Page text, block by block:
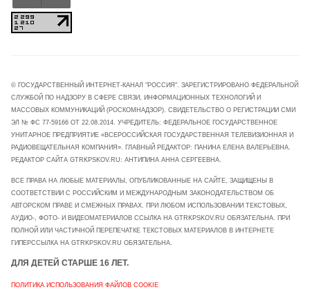
© ГОСУДАРСТВЕННЫЙ ИНТЕРНЕТ-КАНАЛ "РОССИЯ". ЗАРЕГИСТРИРОВАНО ФЕДЕРАЛЬНОЙ
СЛУЖБОЙ ПО НАДЗОРУ В СФЕРЕ СВЯЗИ, ИНФОРМАЦИОННЫХ ТЕХНОЛОГИЙ И
МАССОВЫХ КОММУНИКАЦИЙ (РОСКОМНАДЗОР). СВИДЕТЕЛЬСТВО О РЕГИСТРАЦИИ СМИ
ЭЛ № ФС 77-59166 ОТ 22.08.2014. УЧРЕДИТЕЛЬ: ФЕДЕРАЛЬНОЕ ГОСУДАРСТВЕННОЕ
УНИТАРНОЕ ПРЕДПРИЯТИЕ «ВСЕРОССИЙСКАЯ ГОСУДАРСТВЕННАЯ ТЕЛЕВИЗИОННАЯ И
РАДИОВЕЩАТЕЛЬНАЯ КОМПАНИЯ». ГЛАВНЫЙ РЕДАКТОР: ПАНИНА ЕЛЕНА ВАЛЕРЬЕВНА.
РЕДАКТОР САЙТА GTRKPSKOV.RU: АНТИПИНА АННА СЕРГЕЕВНА.
ВСЕ ПРАВА НА ЛЮБЫЕ МАТЕРИАЛЫ, ОПУБЛИКОВАННЫЕ НА САЙТЕ, ЗАЩИЩЕНЫ В
СООТВЕТСТВИИ С РОССИЙСКИМ И МЕЖДУНАРОДНЫМ ЗАКОНОДАТЕЛЬСТВОМ ОБ
АВТОРСКОМ ПРАВЕ И СМЕЖНЫХ ПРАВАХ. ПРИ ЛЮБОМ ИСПОЛЬЗОВАНИИ ТЕКСТОВЫХ,
АУДИО-, ФОТО- И ВИДЕОМАТЕРИАЛОВ ССЫЛКА НА GTRKPSKOV.RU ОБЯЗАТЕЛЬНА. ПРИ
ПОЛНОЙ ИЛИ ЧАСТИЧНОЙ ПЕРЕПЕЧАТКЕ ТЕКСТОВЫХ МАТЕРИАЛОВ В ИНТЕРНЕТЕ
ГИПЕРССЫЛКА НА GTRKPSKOV.RU ОБЯЗАТЕЛЬНА.
ДЛЯ ДЕТЕЙ СТАРШЕ 16 ЛЕТ.
ПОЛИТИКА ИСПОЛЬЗОВАНИЯ ФАЙЛОВ COOKIE